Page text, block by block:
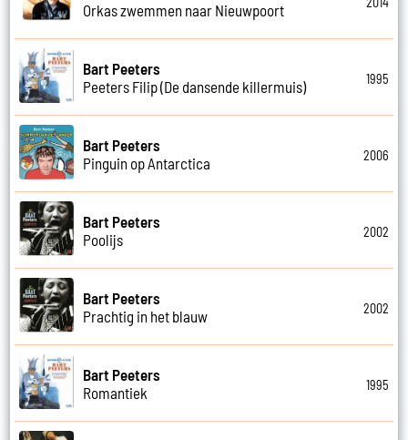
Orkas zwemmen naar Nieuwpoort
Bart Peeters
Peeters Filip (De dansende killermuis)
1995
Bart Peeters
Pinguin op Antarctica
2006
Bart Peeters
Poolijs
2002
Bart Peeters
Prachtig in het blauw
2002
Bart Peeters
Romantiek
1995